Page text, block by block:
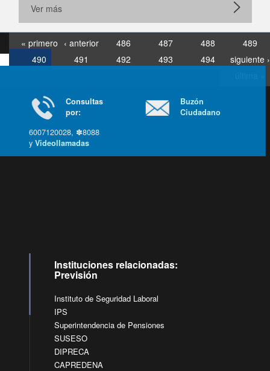
Ver más
« primero ‹ anterior 486 487 488
489
490
491 492 493 494
siguiente ›
Consultas
por:
6007120028, ✽8088
yVideollamadas
Buzón
Ciudadano
Instituciones relacionadas:
Previsión
Instituto de Seguridad Laboral
IPS
Superintendencia de Pensiones
SUSESO
DIPRECA
CAPREDENA